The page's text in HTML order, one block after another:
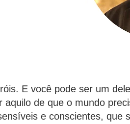
você pode ser um
de que o mundo
e conscientes, que